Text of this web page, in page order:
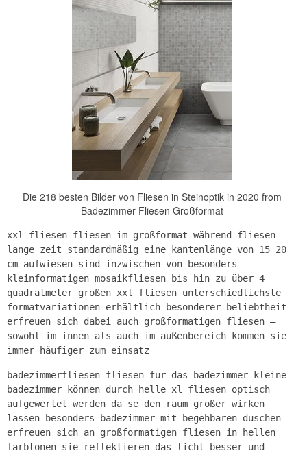
Die 218 besten Bilder von Fliesen in Steinoptik in 2020 from
Badezimmer Fliesen Großformat
xxl fliesen fliesen im großformat während fliesen
lange zeit standardmäßig eine kantenlänge von 15 20
cm aufwiesen sind inzwischen von besonders
kleinformatigen mosaikfliesen bis hin zu über 4
quadratmeter großen xxl fliesen unterschiedlichste
formatvariationen erhältlich besonderer beliebtheit
erfreuen sich dabei auch großformatigen fliesen –
sowohl im innen als auch im außenbereich kommen sie
immer häufiger zum einsatz
badezimmerfliesen fliesen für das badezimmer kleine
badezimmer können durch helle xl fliesen optisch
aufgewertet werden da se den raum größer wirken
lassen besonders badezimmer mit begehbaren duschen
erfreuen sich an großformatigen fliesen in hellen
farbtönen sie reflektieren das licht besser und